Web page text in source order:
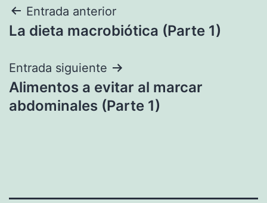
Navegación
de
entradas
Entrada anterior
La dieta macrobiótica (Parte 1)
Entrada siguiente
Alimentos a evitar al marcar
abdominales (Parte 1)